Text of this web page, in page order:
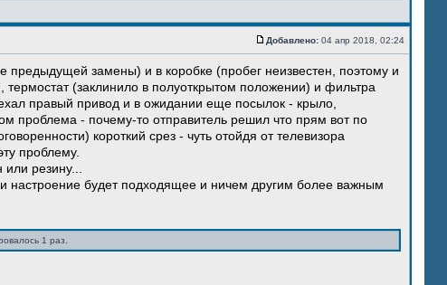
Добавлено: 04 апр 2018, 02:24
предыдущей замены) и в коробке (пробег неизвестен, поэтому и
(заклинило в полуоткрытом положении) и фильтра
правый привод и в ожидании еще посылок - крыло,
проблема - почему-то отправитель решил что прям вот по
короткий срез - чуть отойдя от телевизора
проблему.
резину...
настроение будет подходящее и ничем другим более важным
1 раз.